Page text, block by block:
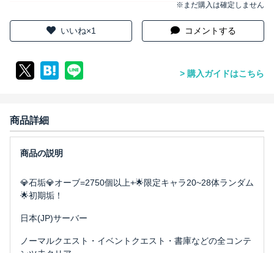
※まだ購入は確定しません
いいね×1 コメントする
購入ガイドはこちら
商品詳細
💎石垢💎オーブ=2750個以上+🌟限定キャラ20~28体ランダム
🌟初期垢！
日本(JP)サーバー
ノーマルクエスト・イベントクエスト・書庫などの全コンテ